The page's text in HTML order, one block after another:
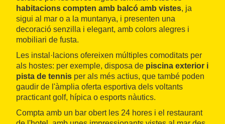
habitacions compten amb balcó amb vistes, ja
sigui al mar o a la muntanya, i presenten una
decoració senzilla i elegant, amb colors alegres i
mobiliari de fusta.
Les instal·lacions ofereixen múltiples comoditats per
als hostes: per exemple, disposa de piscina exterior i
pista de tennis per als més actius, que també poden
gaudir de l'àmplia oferta esportiva dels voltants
practicant golf, hípica o esports nàutics.
Compta amb un bar obert les 24 hores i el restaurant